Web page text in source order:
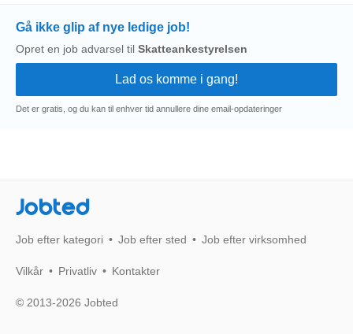
Gå ikke glip af nye ledige job!
Opret en job advarsel til Skatteankestyrelsen
Det er gratis, og du kan til enhver tid annullere dine email-opdateringer
Jobted
Job efter kategori Job efter sted Job efter virksomhed
Vilkår Privatliv Kontakter
© 2013-2026 Jobted